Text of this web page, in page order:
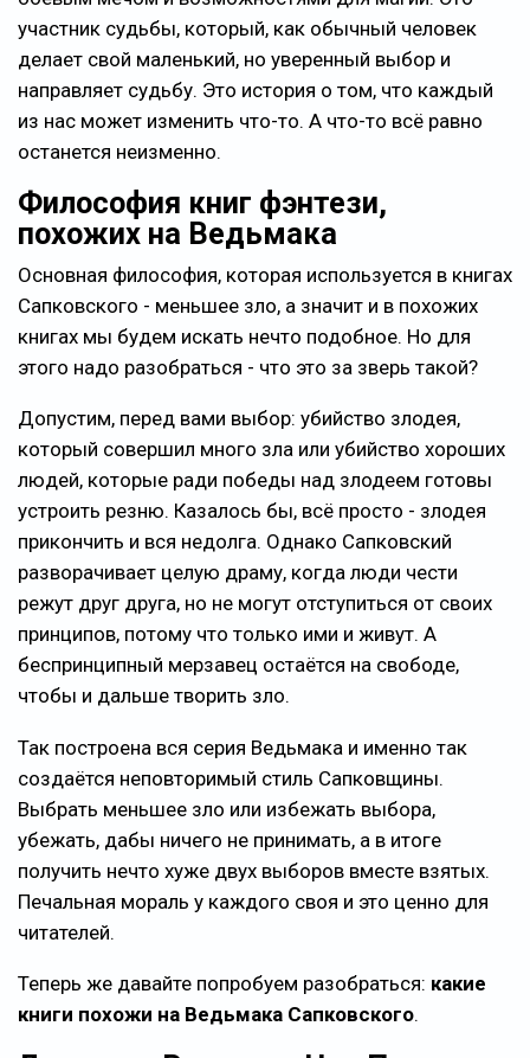
участник судьбы, который, как обычный человек
делает свой маленький, но уверенный выбор и
направляет судьбу. Это история о том, что каждый
из нас может изменить что-то. А что-то всё равно
останется неизменно.
Философия книг фэнтези,
похожих на Ведьмака
Основная философия, которая используется в книгах
Сапковского - меньшее зло, а значит и в похожих
книгах мы будем искать нечто подобное. Но для
этого надо разобраться - что это за зверь такой?
Допустим, перед вами выбор: убийство злодея,
который совершил много зла или убийство хороших
людей, которые ради победы над злодеем готовы
устроить резню. Казалось бы, всё просто - злодея
прикончить и вся недолга. Однако Сапковский
разворачивает целую драму, когда люди чести
режут друг друга, но не могут отступиться от своих
принципов, потому что только ими и живут. А
беспринципный мерзавец остаётся на свободе,
чтобы и дальше творить зло.
Так построена вся серия Ведьмака и именно так
создаётся неповторимый стиль Сапковщины.
Выбрать меньшее зло или избежать выбора,
убежать, дабы ничего не принимать, а в итоге
получить нечто хуже двух выборов вместе взятых.
Печальная мораль у каждого своя и это ценно для
читателей.
Теперь же давайте попробуем разобраться: какие
книги похожи на Ведьмака Сапковского.